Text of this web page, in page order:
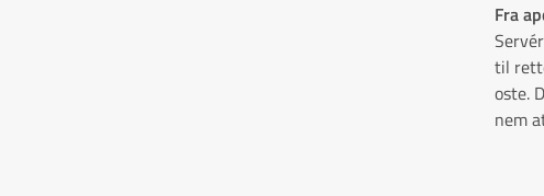
Fra
til
oste.
nem